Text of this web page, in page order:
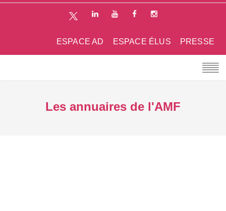
PRESSE
ESPACE ÉLUS
ESPACE AD
Les annuaires de l'AMF